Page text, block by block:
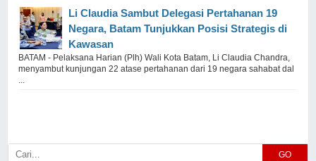
Li Claudia Sambut Delegasi Pertahanan 19
Negara, Batam Tunjukkan Posisi Strategis di
Kawasan
BATAM - Pelaksana Harian (Plh) Wali Kota Batam, Li Claudia Chandra,
menyambut kunjungan 22 atase pertahanan dari 19 negara sahabat dal
...
GO